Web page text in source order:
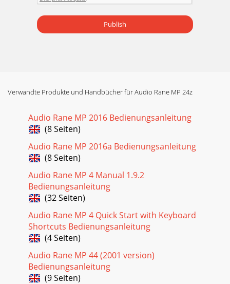
Publish
Verwandte Produkte und Handbücher für Audio Rane MP 24z
Audio Rane MP 2016 Bedienungsanleitung
(8 Seiten)
Audio Rane MP 2016a Bedienungsanleitung
(8 Seiten)
Audio Rane MP 4 Manual 1.9.2
Bedienungsanleitung
(32 Seiten)
Audio Rane MP 4 Quick Start with Keyboard
Shortcuts Bedienungsanleitung
(4 Seiten)
Audio Rane MP 44 (2001 version)
Bedienungsanleitung
(9 Seiten)